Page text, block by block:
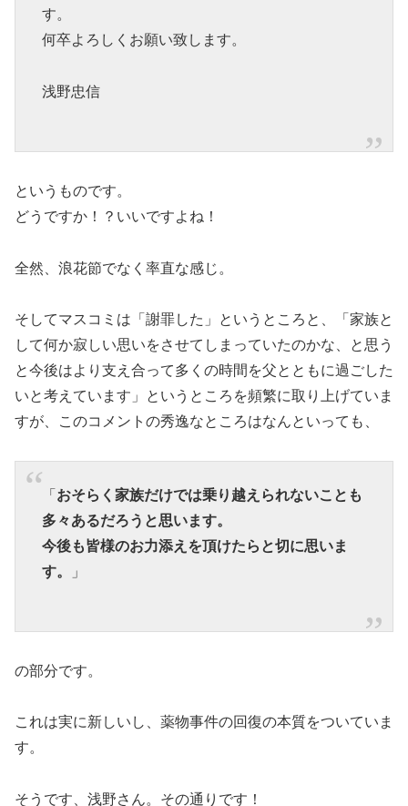
す。
何卒よろしくお願い致します。
浅野忠信
というものです。
どうですか！？いいですよね！
全然、浪花節でなく率直な感じ。
そしてマスコミは「謝罪した」というところと、「家族と
して何か寂しい思いをさせてしまっていたのかな、と思う
と今後はより支え合って多くの時間を父とともに過ごした
いと考えています」というところを頻繁に取り上げていま
すが、このコメントの秀逸なところはなんといっても、
「 おそらく家族だけでは乗り越えられないことも
多々あるだろうと思います。
今後も皆様のお力添えを頂けたらと切に思いま
す。
」
の部分です。
これは実に新しいし、薬物事件の回復の本質をついていま
す。
そうです、浅野さん。その通りです！